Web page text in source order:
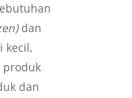
dan
kecil,
produk
dan